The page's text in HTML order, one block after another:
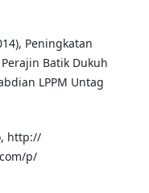
Peningkatan
Batik Dukuh
LPPM Untag
http://
p/